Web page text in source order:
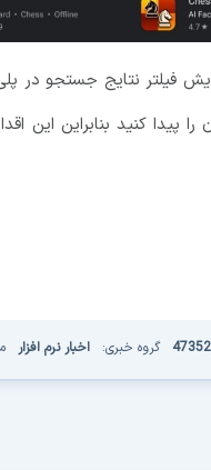
فیلتر نتایج جستجو
را پیدا کنید بنابراین
47352 گروه خبری: اخبار نرم افزار